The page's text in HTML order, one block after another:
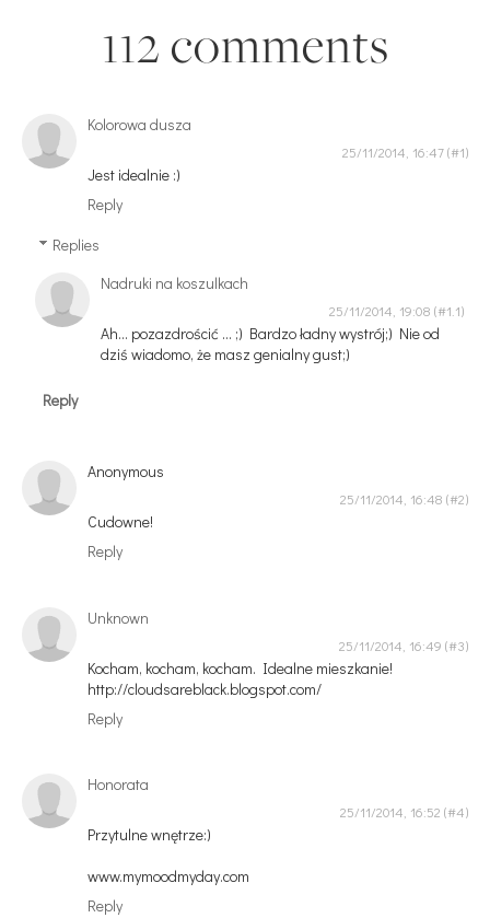
112 comments
Kolorowa dusza
25/11/2014, 16:47
Jest idealnie :)
Reply
Replies
Nadruki na koszulkach
25/11/2014, 19:08
Ah... pozazdrościć ... ;) Bardzo ładny wystrój;) Nie od
dziś wiadomo, że masz genialny gust;)
Reply
Anonymous
25/11/2014, 16:48
Cudowne!
Reply
Unknown
25/11/2014, 16:49
Kocham, kocham, kocham. Idealne mieszkanie!
http://cloudsareblack.blogspot.com/
Reply
Honorata
25/11/2014, 16:52
Przytulne wnętrze:)
www.mymoodmyday.com
Reply